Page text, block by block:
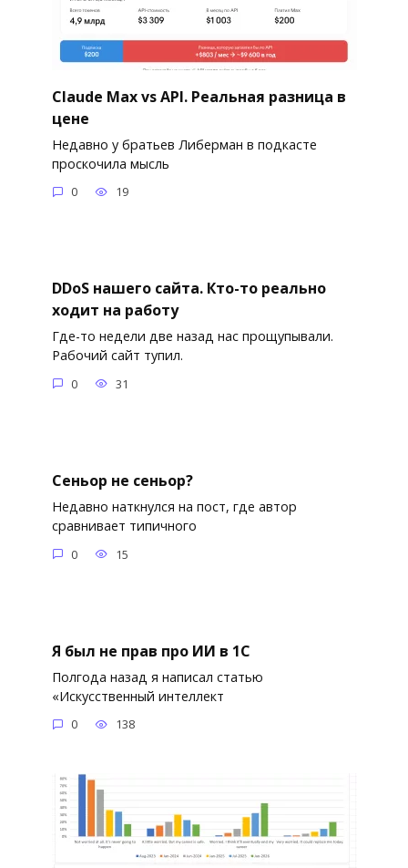
Claude Max vs API. Реальная разница в
цене
Недавно у братьев Либерман в подкасте
проскочила мысль
0 19
DDoS нашего сайта. Кто-то реально
ходит на работу
Где-то недели две назад нас прощупывали.
Рабочий сайт тупил.
0 31
Сеньор не сеньор?
Недавно наткнулся на пост, где автор
сравнивает типичного
0 15
Я был не прав про ИИ в 1С
Полгода назад я написал статью
«Искусственный интеллект
0 138